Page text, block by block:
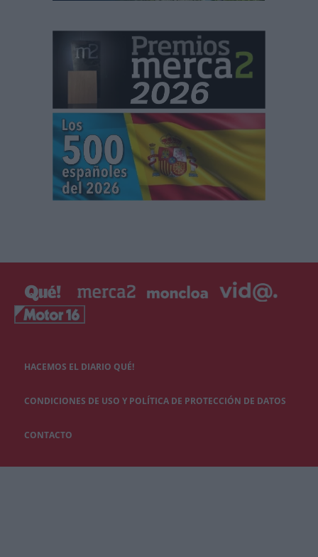
HACEMOS EL DIARIO QUÉ!
CONDICIONES DE USO Y POLÍTICA DE PROTECCIÓN DE DATOS
CONTACTO